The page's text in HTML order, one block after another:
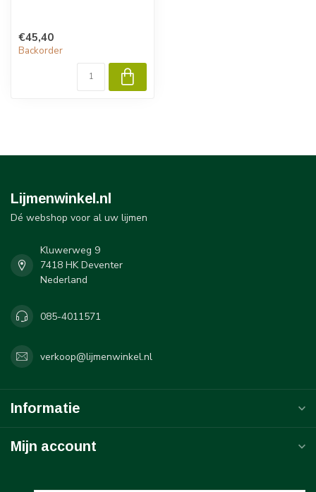
€45,40
Backorder
Lijmenwinkel.nl
Dé webshop voor al uw lijmen
Kluwerweg 9
7418 HK Deventer
Nederland
085-4011571
verkoop@lijmenwinkel.nl
Informatie
Mijn account